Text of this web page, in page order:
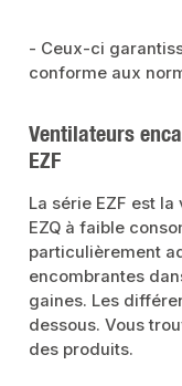
- Ceux-ci
conforme aux
Ventilateurs
EZF
La série EZF est
EZQ à faible
particulièrement
encombrantes
gaines. Les
dessous. Vous
des produits.